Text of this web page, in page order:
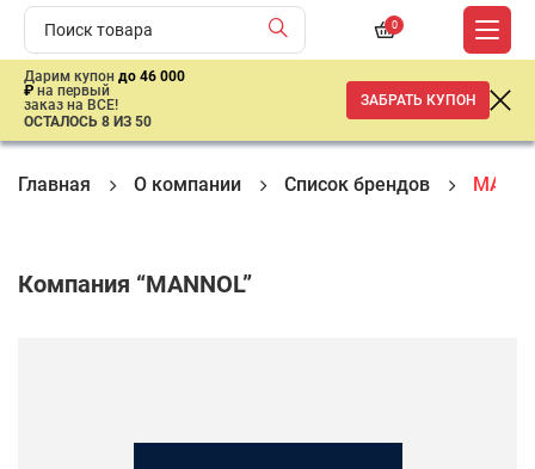
0
Дарим купон до 46 000
₽ на первый
заказ на ВСЕ!
ОСТАЛОСЬ 8 ИЗ 50
ЗАБРАТЬ КУПОН
Главная О компании Список брендов
Компания “MANNOL”